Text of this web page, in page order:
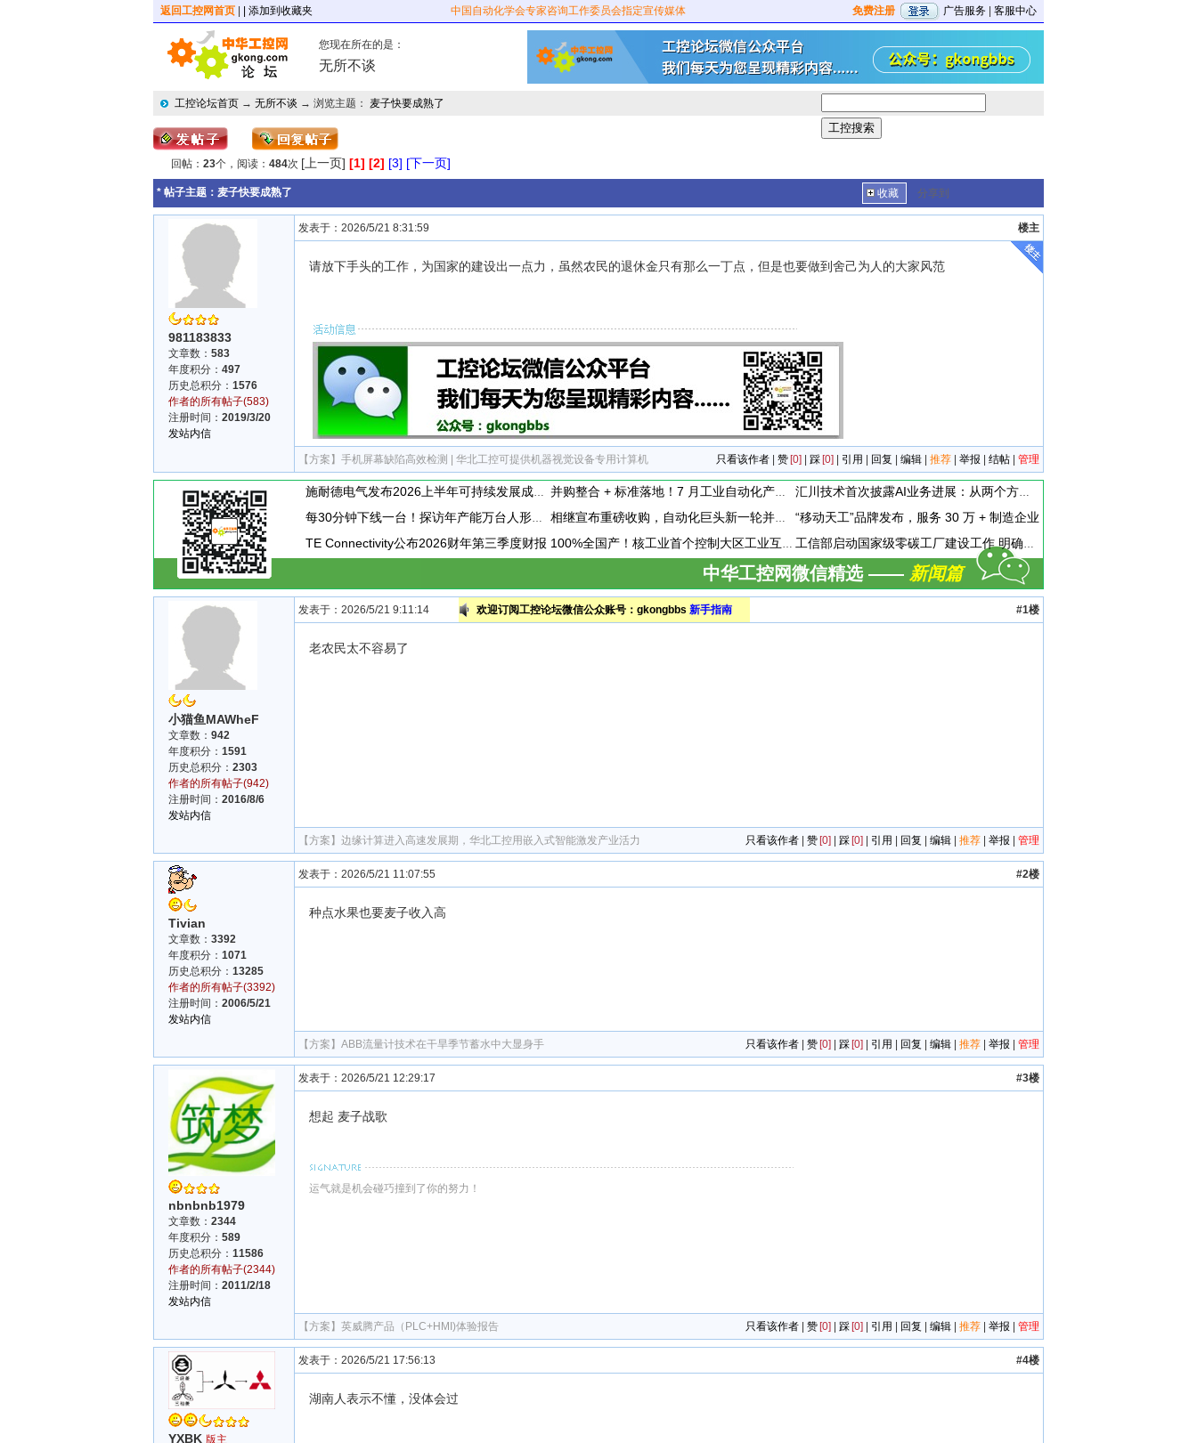
返回工控网首页 | 添加到收藏夹 中国自动化学会专家咨询工作委员会指定宣传媒体 免费注册 广告服务 客服中心
您现在所在的是：
无所不谈
工控论坛首页 → 无所不谈 → 浏览主题： 麦子快要成熟了
回帖： 23个，阅读： 484次 [上一页] [1] [2] [3] [下一页]
* 帖子主题： 麦子快要成熟了 收藏 分享到
981183833
文章数： 583
年度积分： 497
历史总积分： 1576
作者的所有帖子(583)
注册时间： 2019/3/20
发站内信
发表于：2026/5/21 8:31:59 楼主
请放下手头的工作，为国家的建设出一点力，虽然农民的退休金只有那么一丁点，但是也要做到舍己为人的大家风范
【方案】 手机屏幕缺陷高效检测 | 华北工控可提供机器视觉设备专用计算机 只看该作者 赞 [0] 踩 [0] 引用 回复 编辑 推荐 举报 结帖 管理
施耐德电气发布2026上半年可持续发展成绩单 "Impact 2030"路线图开局稳健 并购整合 + 标准落地！7 月工业自动化产业动态速递 汇川技术首次披露AI业务进展：从两个方面推动“AI业务化”落地
每30分钟下线一台！探访年产能万台人形机器人工厂 相继宣布重磅收购，自动化巨头新一轮并购潮剑指何方？
“移动天工”品牌发布，服务 30 万 + 制造企业
TE Connectivity公布2026财年第三季度财报
100%全国产！核工业首个控制大区工业互联网平台成功研制 工信部启动国家级零碳工厂建设工作 明确六方面申报条件
中华工控网微信精选 —— 新闻篇
小猫鱼MAWheF
文章数： 942
年度积分： 1591
历史总积分： 2303
作者的所有帖子(942)
注册时间： 2016/8/6
发站内信
发表于：2026/5/21 9:11:14 欢迎订阅工控论坛微信公众账号：gkongbbs 新手指南 #1楼
老农民太不容易了
【方案】 边缘计算进入高速发展期，华北工控用嵌入式智能激发产业活力 只看该作者 赞 [0] 踩 [0] 引用 回复 编辑 推荐 举报 管理
Tivian
文章数： 3392
年度积分： 1071
历史总积分： 13285
作者的所有帖子(3392)
注册时间： 2006/5/21
发站内信
发表于：2026/5/21 11:07:55 #2楼
种点水果也要麦子收入高
【方案】 ABB流量计技术在干旱季节蓄水中大显身手 只看该作者 赞 [0] 踩 [0] 引用 回复 编辑 推荐 举报 管理
nbnbnb1979
文章数： 2344
年度积分： 589
历史总积分： 11586
作者的所有帖子(2344)
注册时间： 2011/2/18
发站内信
发表于：2026/5/21 12:29:17 #3楼
想起 麦子战歌
运气就是机会碰巧撞到了你的努力！
【方案】 英威腾产品（PLC+HMI)体验报告 只看该作者 赞 [0] 踩 [0] 引用 回复 编辑 推荐 举报 管理
YXBK 版主
发表于：2026/5/21 17:56:13 #4楼
湖南人表示不懂，没体会过